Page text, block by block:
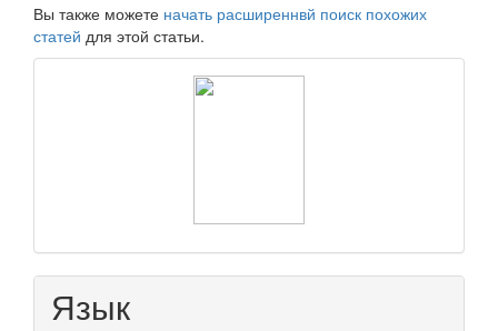
Вы также можете начать расширеннвй поиск похожих
статей для этой статьи.
Язык